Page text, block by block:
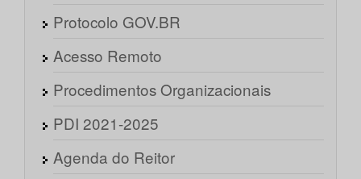
Protocolo GOV.BR
Acesso Remoto
Procedimentos Organizacionais
PDI 2021-2025
Agenda do Reitor